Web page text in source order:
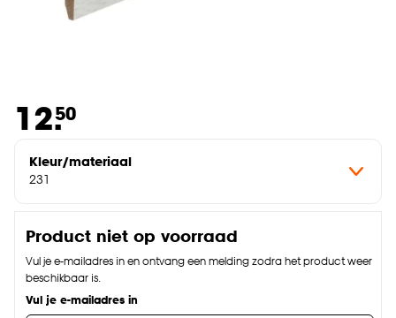
12.50
Kleur/materiaal
231
Product niet op voorraad
Vul je e-mailadres in en ontvang een melding zodra het product weer
beschikbaar is.
Vul je e-mailadres in